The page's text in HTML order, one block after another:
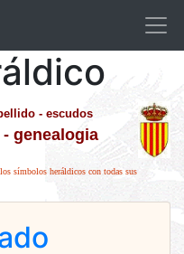
- escudos
genealogia
símbolos heráldicos con todas sus